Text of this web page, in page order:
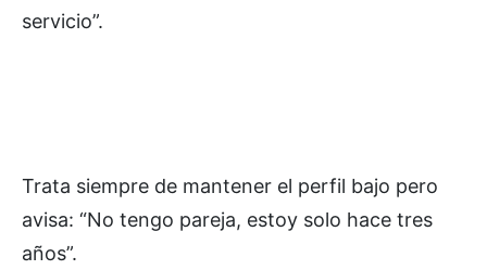
servicio”.
Trata siempre de mantener el perfil bajo pero
avisa: “No tengo pareja, estoy solo hace tres
años”.